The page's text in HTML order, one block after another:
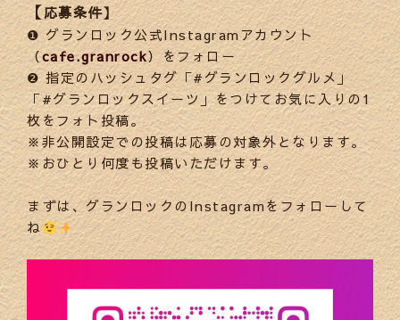
【応募条件】
❶ グランロック公式Instagramアカウント
（cafe.granrock）をフォロー
❷ 指定のハッシュタグ「#グランロックグルメ」
「#グランロックスイーツ」をつけてお気に入りの1
枚をフォト投稿。
※非公開設定での投稿は応募の対象外となります。
※おひとり何度も投稿いただけます。
まずは、グランロックのInstagramをフォローして
ね